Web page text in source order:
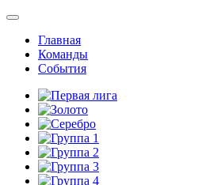
Главная
Команды
События